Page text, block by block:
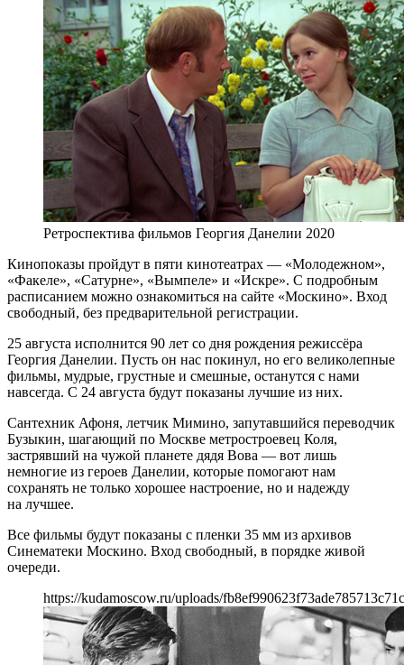
Ретроспектива фильмов Георгия Данелии 2020
Кинопоказы пройдут в пяти кинотеатрах — «Молодежном»,
«Факеле», «Сатурне», «Вымпеле» и «Искре». С подробным
расписанием можно ознакомиться на сайте «Москино». Вход
свободный, без предварительной регистрации.
25 августа исполнится 90 лет со дня рождения режиссёра
Георгия Данелии. Пусть он нас покинул, но его великолепные
фильмы, мудрые, грустные и смешные, останутся с нами
навсегда. С 24 августа будут показаны лучшие из них.
Сантехник Афоня, летчик Мимино, запутавшийся переводчик
Бузыкин, шагающий по Москве метростроевец Коля,
застрявший на чужой планете дядя Вова — вот лишь
немногие из героев Данелии, которые помогают нам
сохранять не только хорошее настроение, но и надежду
на лучшее.
Все фильмы будут показаны с пленки 35 мм из архивов
Синематеки Москино. Вход свободный, в порядке живой
очереди.
https://kudamoscow.ru/uploads/